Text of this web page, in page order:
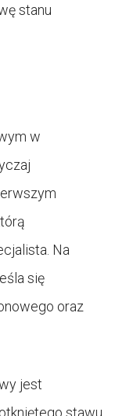
stanu
w
Na
się
oraz
jest
stawu